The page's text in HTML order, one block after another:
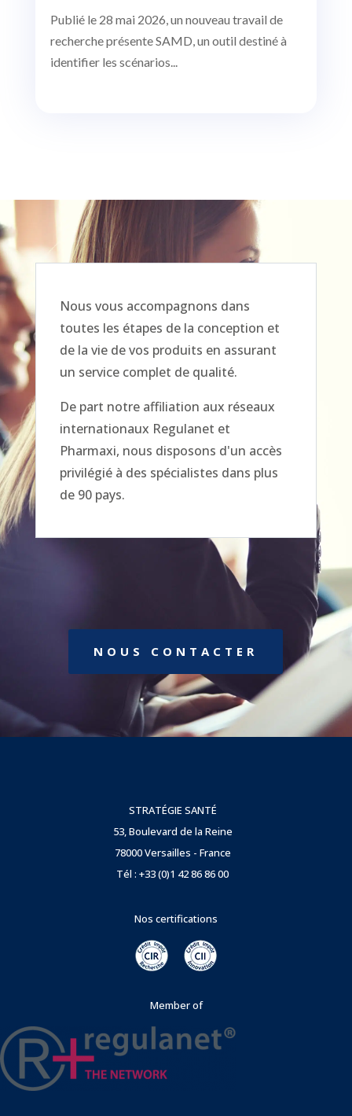
Publié le 28 mai 2026, un nouveau travail de
recherche présente SAMD, un outil destiné à
identifier les scénarios...
Nous vous accompagnons dans
toutes les étapes de la conception et
de la vie de vos produits en assurant
un service complet de qualité.
De part notre affiliation aux réseaux
internationaux Regulanet et
Pharmaxi, nous disposons d'un accès
privilégié à des spécialistes dans plus
de 90 pays.
NOUS CONTACTER
STRATÉGIE SANTÉ
53, Boulevard de la Reine
78000 Versailles - France
Tél : +33 (0)1 42 86 86 00
Nos certifications
Member of